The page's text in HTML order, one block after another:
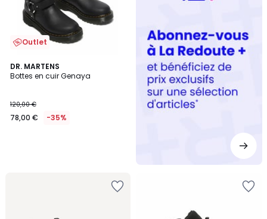
Outlet
DR. MARTENS
Bottes en cuir Genaya
120,00 €
78,00 € -35%